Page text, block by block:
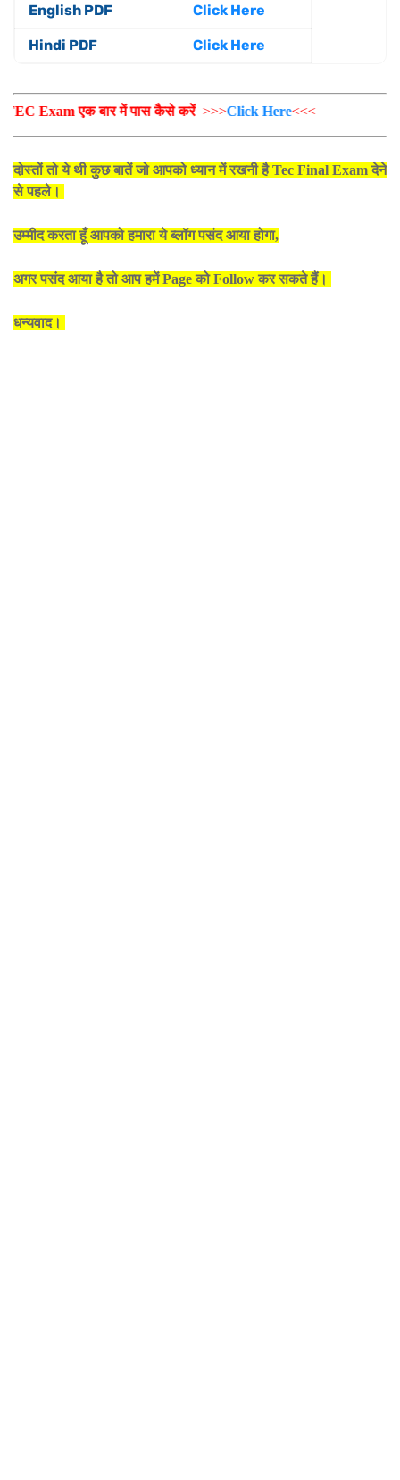
English PDF Click Here
Hindi PDF Click Here
एक बार में पास कैसे करें>>>Click Here<<<
दोस्तों तो ये थी कुछ बातें जो आपको ध्यान में रखनी है Tec Final Exam देने
से पहले।
उम्मीद करता हूँ आपको हमारा ये ब्लॉग पसंद आया होगा,
अगर पसंद आया है तो आप हमें Page को Follow कर सकते हैं।
धन्यवाद।